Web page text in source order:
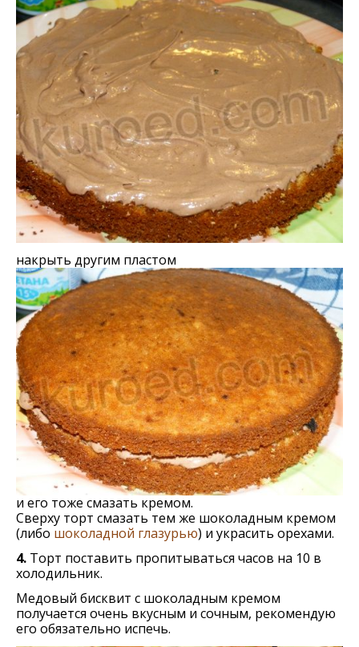
накрыть другим пластом
и его тоже смазать кремом.
Сверху торт смазать тем же шоколадным кремом
(либо шоколадной глазурью) и украсить орехами.
4. Торт поставить пропитываться часов на 10 в
холодильник.
Медовый бисквит с шоколадным кремом
получается очень вкусным и сочным, рекомендую
его обязательно испечь.